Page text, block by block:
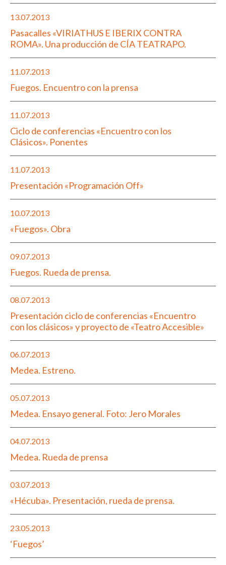
13.07.2013
Pasacalles «VIRIATHUS E IBERIX CONTRA
ROMA». Una producción de CÍA TEATRAPO.
11.07.2013
Fuegos. Encuentro con la prensa
11.07.2013
Ciclo de conferencias «Encuentro con los
Clásicos». Ponentes
11.07.2013
Presentación «Programación Off»
10.07.2013
«Fuegos». Obra
09.07.2013
Fuegos. Rueda de prensa.
08.07.2013
Presentación ciclo de conferencias «Encuentro
con los clásicos» y proyecto de «Teatro Accesible»
06.07.2013
Medea. Estreno.
05.07.2013
Medea. Ensayo general. Foto: Jero Morales
04.07.2013
Medea. Rueda de prensa
03.07.2013
«Hécuba». Presentación, rueda de prensa.
23.05.2013
‘Fuegos’